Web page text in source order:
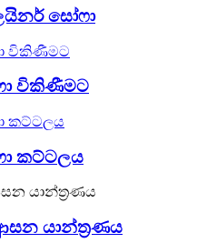
සෝෆා
විකිණීමට
කට්ටලය
යාන්ත්‍රණය